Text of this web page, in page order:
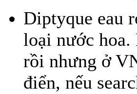
Diptyque eau
loại nước
rồi nhưng ở
điển, nếu